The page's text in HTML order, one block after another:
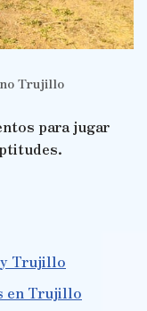
Trujillo
para jugar
y Trujillo
en Trujillo